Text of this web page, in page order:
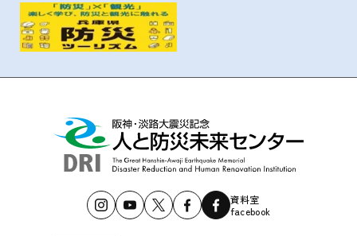
資料室
facebook